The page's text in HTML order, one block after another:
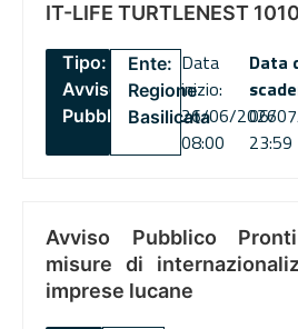
IT-LIFE TURTLENEST
Tipo:
Avviso
Pubblico
Ente:
Regione
Basilicata
Data
inizio:
26/06/2026
08:00
Data
06/
23:59
Avviso Pubblico
misure di
imprese lucane